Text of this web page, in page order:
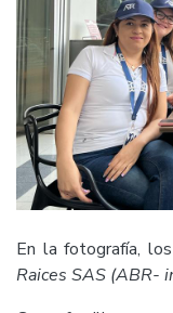
En la fotografía,
Raices SAS (ABR-